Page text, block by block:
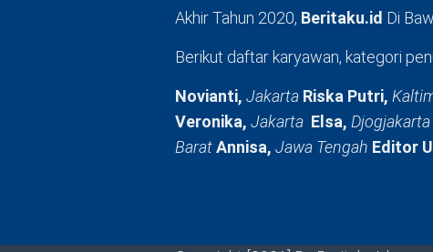
Akhir Tahun 2020, Beritaku.id Di
Berikut daftar karyawan, kategori
Novianti, Jakarta Riska Putri,
Veronika, Jakarta Elsa, Djogjakarta
BaratAnnisa, Jawa Tengah Editor